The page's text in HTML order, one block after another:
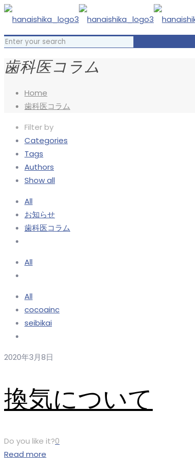
歯科医コラム
Home
歯科医コラム
Filter by
Categories
Tags
Authors
Show all
All
お知らせ
歯科医コラム
All
All
cocoainc
seibikai
2020年3月8日
換気について
Do you like it?0
Read more